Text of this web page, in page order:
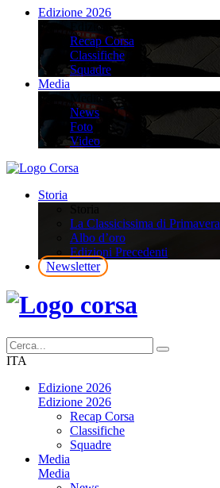
Edizione 2026
Edizione 2026
Recap Corsa
Classifiche
Squadre
Media
Media
News
Foto
Video
Storia
La Classicissima di Primavera
Albo d’oro
Edizioni Precedenti
Newsletter
ITA
Edizione 2026
Edizione 2026
Recap Corsa
Classifiche
Squadre
Media
Media